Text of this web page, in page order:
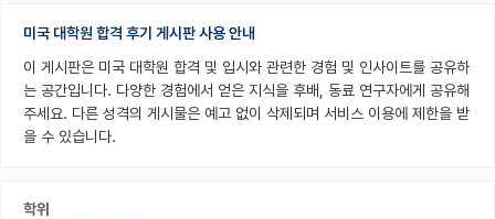
특수/전문대학원 게시판
반도체/AI 게시판
장학금/장학생 게시판
미국 대학원 합격 후기 게시판 사용 안내
이 게시판은 미국 대학원 합격 및 입시와 관련한 경험 및 인사이트를 공유하
는 공간입니다. 다양한 경험에서 얻은 지식을 후배, 동료 연구자에게 공유해
주세요. 다른 성격의 게시물은 예고 없이 삭제되며 서비스 이용에 제한을 받
을 수 있습니다.
학위